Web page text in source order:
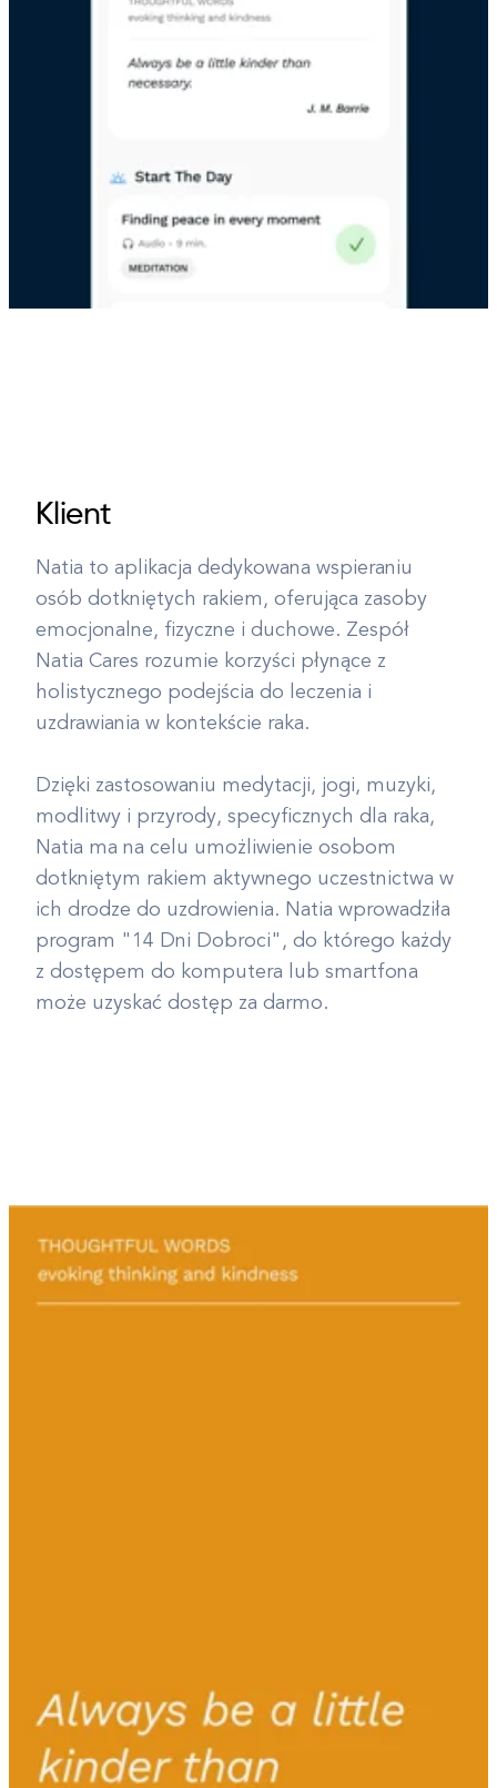
Klient
Natia to aplikacja dedykowana wspieraniu
osób dotkniętych rakiem, oferująca zasoby
emocjonalne, fizyczne i duchowe. Zespół
Natia Cares rozumie korzyści płynące z
holistycznego podejścia do leczenia i
uzdrawiania w kontekście raka.
Dzięki zastosowaniu medytacji, jogi, muzyki,
modlitwy i przyrody, specyficznych dla raka,
Natia ma na celu umożliwienie osobom
dotkniętym rakiem aktywnego uczestnictwa w
ich drodze do uzdrowienia. Natia wprowadziła
program "14 Dni Dobroci", do którego każdy
z dostępem do komputera lub smartfona
może uzyskać dostęp za darmo.